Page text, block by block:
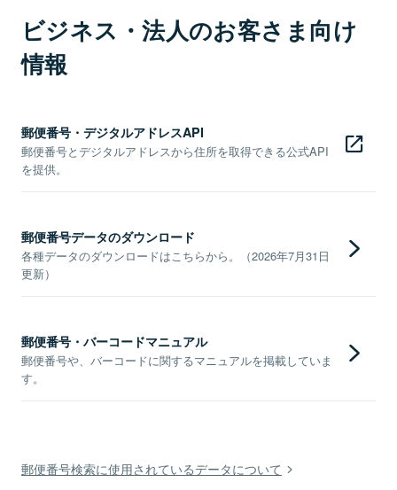
ビジネス・法人のお客さま向け
情報
郵便番号・デジタルアドレスAPI
郵便番号とデジタルアドレスから住所を取得できる公式API
を提供。
郵便番号データのダウンロード
各種データのダウンロードはこちらから。（2026年7月31日
更新）
郵便番号・バーコードマニュアル
郵便番号や、バーコードに関するマニュアルを掲載していま
す。
郵便番号検索に使用されているデータについて